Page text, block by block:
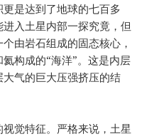
是达到了地球的七百多
入土星内部一探究竟，但
由岩石组成的固态核心，
构成的“海洋”。这是内层
气的巨大压强挤压的结
觉特征。严格来说，土星